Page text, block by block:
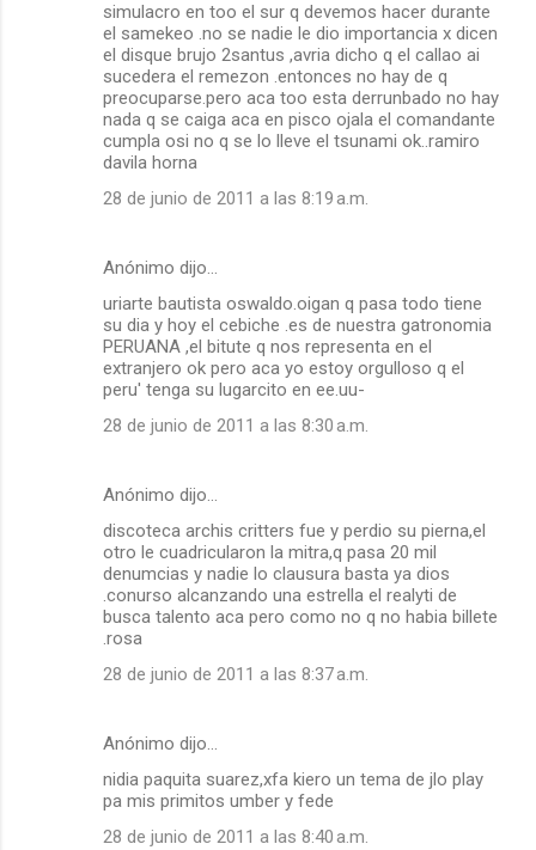
simulacro en too el sur q devemos hacer durante
el samekeo .no se nadie le dio importancia x dicen
el disque brujo 2santus ,avria dicho q el callao ai
sucedera el remezon .entonces no hay de q
preocuparse.pero aca too esta derrunbado no hay
nada q se caiga aca en pisco ojala el comandante
cumpla osi no q se lo lleve el tsunami ok..ramiro
davila horna
28 de junio de 2011 a las 8:19 a.m.
Anónimo dijo…
uriarte bautista oswaldo.oigan q pasa todo tiene
su dia y hoy el cebiche .es de nuestra gatronomia
PERUANA ,el bitute q nos representa en el
extranjero ok pero aca yo estoy orgulloso q el
peru' tenga su lugarcito en ee.uu-
28 de junio de 2011 a las 8:30 a.m.
Anónimo dijo…
discoteca archis critters fue y perdio su pierna,el
otro le cuadricularon la mitra,q pasa 20 mil
denumcias y nadie lo clausura basta ya dios
.conurso alcanzando una estrella el realyti de
busca talento aca pero como no q no habia billete
.rosa
28 de junio de 2011 a las 8:37 a.m.
Anónimo dijo…
nidia paquita suarez,xfa kiero un tema de jlo play
pa mis primitos umber y fede
28 de junio de 2011 a las 8:40 a.m.